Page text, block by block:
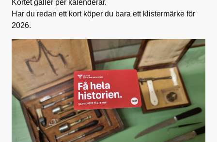
Kortet gäller per kalenderår.
Har du redan ett kort köper du bara ett klistermärke för
2026.